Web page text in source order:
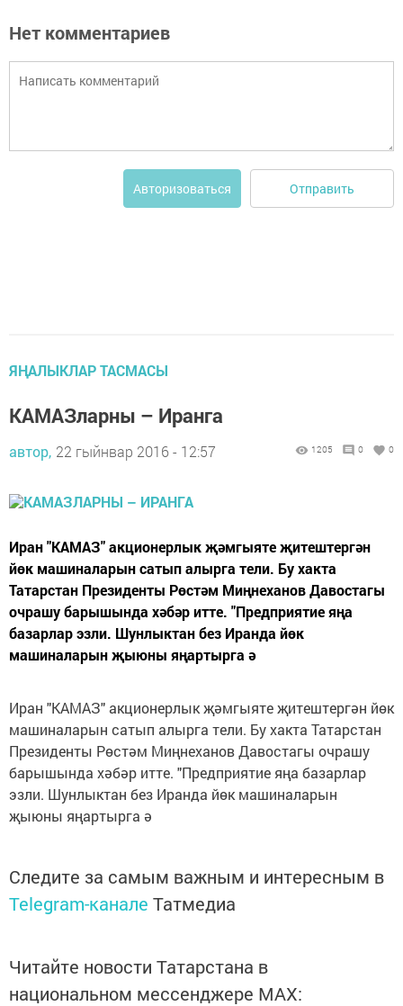
Нет комментариев
Авторизоваться Отправить
ЯҢАЛЫКЛАР ТАСМАСЫ
КАМАЗларны – Иранга
автор, 22 гыйнвар 2016 - 12:57 1205 0 0
Иран "КАМАЗ" акционерлык җәмгыяте җитештергән
йөк машиналарын сатып алырга тели. Бу хакта
Татарстан Президенты Рөстәм Миңнеханов Давостагы
очрашу барышында хәбәр итте. "Предприятие яңа
базарлар эзли. Шунлыктан без Иранда йөк
машиналарын җыюны яңартырга ә
Иран "КАМАЗ" акционерлык җәмгыяте җитештергән йөк
машиналарын сатып алырга тели. Бу хакта Татарстан
Президенты Рөстәм Миңнеханов Давостагы очрашу
барышында хәбәр итте. "Предприятие яңа базарлар
эзли. Шунлыктан без Иранда йөк машиналарын
җыюны яңартырга ә
Следите за самым важным и интересным в
Telegram-канале Татмедиа
Читайте новости Татарстана в
национальном мессенджере MАХ: